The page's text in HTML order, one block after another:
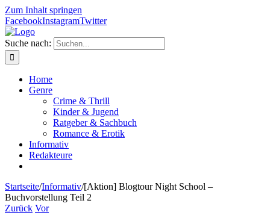
Zum Inhalt springen
FacebookInstagramTwitter
Suche nach:
Home
Genre
Crime & Thrill
Kinder & Jugend
Ratgeber & Sachbuch
Romance & Erotik
Informativ
Redakteure
Startseite/Informativ/[Aktion] Blogtour Night School –
Buchvorstellung Teil 2
Zurück Vor